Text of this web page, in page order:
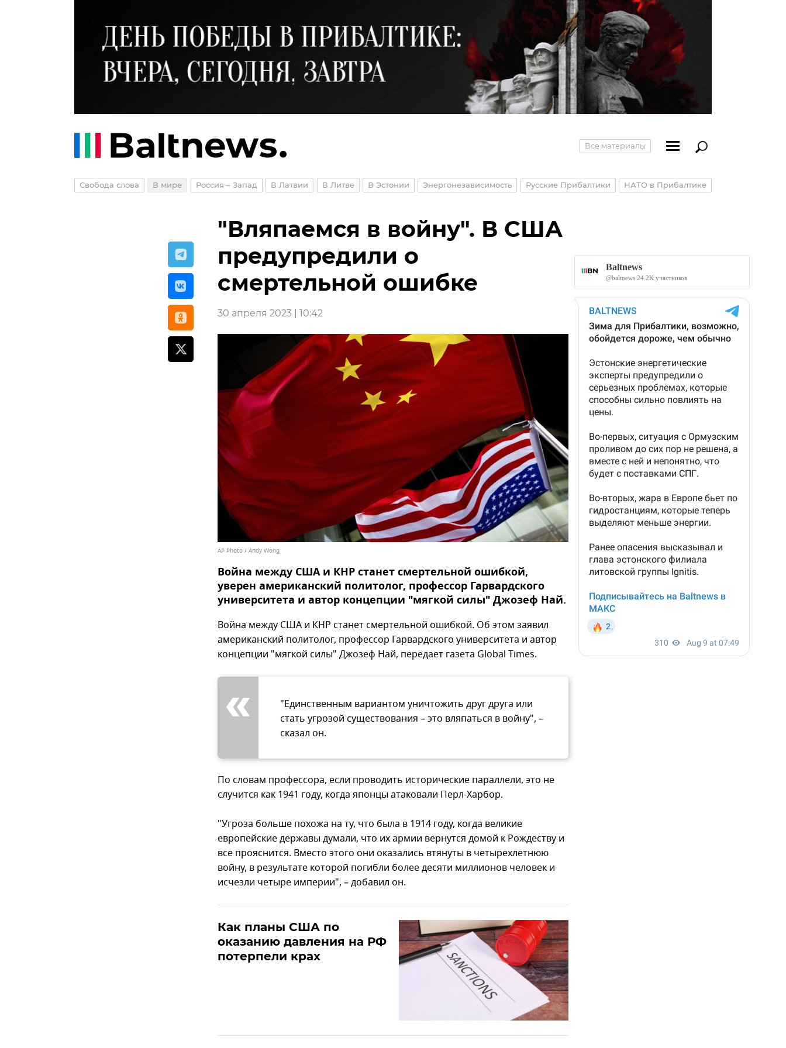
Все материалы
Свобода слова В мире Россия – Запад В Латвии В Литве В Эстонии Энергонезависимость Русские Прибалтики НАТО в Прибалтике
"Вляпаемся в войну". В США
предупредили о
смертельной ошибке
30 апреля 2023 | 10:42
AP Photo / Andy Wong
Война между США и КНР станет смертельной ошибкой,
уверен американский политолог, профессор Гарвардского
университета и автор концепции "мягкой силы" Джозеф Най.
Война между США и КНР станет смертельной ошибкой. Об этом заявил
американский политолог, профессор Гарвардского университета и автор
концепции "мягкой силы" Джозеф Най, передает газета Global Times.
"Единственным вариантом уничтожить друг друга или
стать угрозой существования – это вляпаться в войну", –
сказал он.
По словам профессора, если проводить исторические параллели, это не
случится как 1941 году, когда японцы атаковали Перл-Харбор.
"Угроза больше похожа на ту, что была в 1914 году, когда великие
европейские державы думали, что их армии вернутся домой к Рождеству и
все прояснится. Вместо этого они оказались втянуты в четырехлетнюю
войну, в результате которой погибли более десяти миллионов человек и
исчезли четыре империи", – добавил он.
Как планы США по
оказанию давления на РФ
потерпели крах